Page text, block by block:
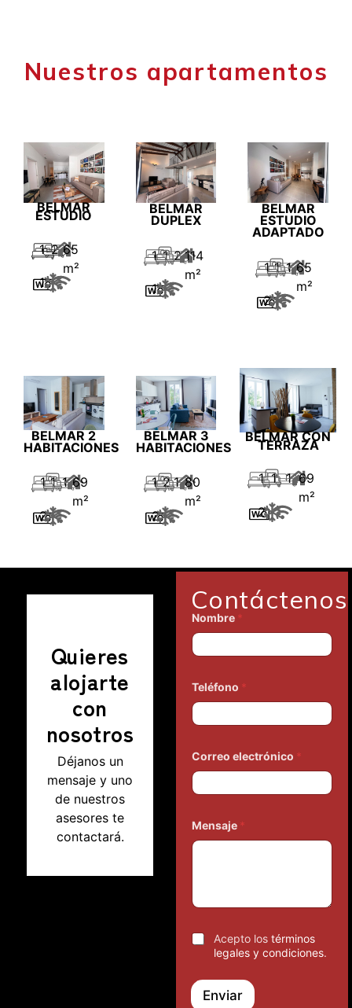
Nuestros apartamentos
BELMAR
ESTUDIO
1 2 65
m²
1
BELMAR
DUPLEX
1 1 2114
m²
1
BELMAR
ESTUDIO
ADAPTADO
1 1 1 65
m²
2
BELMAR 2
HABITACIONES
1 1 1 69
m²
2
BELMAR 3
HABITACIONES
1 2 1 80
m²
2
BELMAR CON
TERRAZA
1 1 1 69
m²
2
Contáctenos
Nombre *
Teléfono *
Correo electrónico *
Mensaje *
Acepto los términos
legales y condiciones.
Enviar
Quieres
alojarte
con
nosotros
Déjanos un
mensaje y uno
de nuestros
asesores te
contactará.